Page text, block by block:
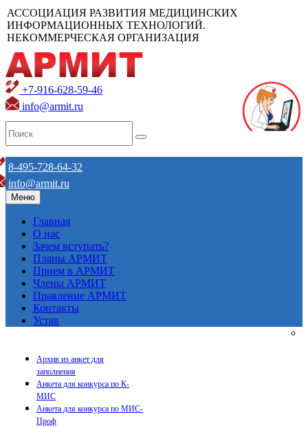
АССОЦИАЦИЯ РАЗВИТИЯ МЕДИЦИНСКИХ
ИНФОРМАЦИОННЫХ ТЕХНОЛОГИЙ.
НЕКОММЕРЧЕСКАЯ ОРГАНИЗАЦИЯ
+7-916-628-59-46
info@armit.ru
8-495-728-64-32
info@armit.ru
Меню
Главная
О нас
Зачем вступать?
Планы АРМИТ
Прием в АРМИТ
Члены АРМИТ
Правление АРМИТ
Контакты
Устав
Архив из анкет для
заполнения
Анкета для конкурса по К-
МИС
Анкета для конкурса по МИС-
Проф